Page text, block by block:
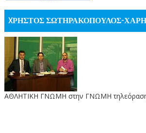
XΡΗΣΤΟΣ ΣΩΤΗΡΑΚΟΠΟΥΛΟΣ-
ΑΘΛΗΤΙΚΗ ΓΝΩΜΗ στην ΓΝΩΜΗ τηλεόραση